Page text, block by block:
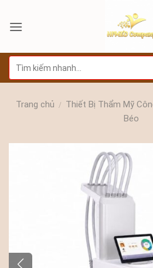
qua
dung
kiếm:
Trang chủ / Thiết Bị Thẩm Mỹ
Béo